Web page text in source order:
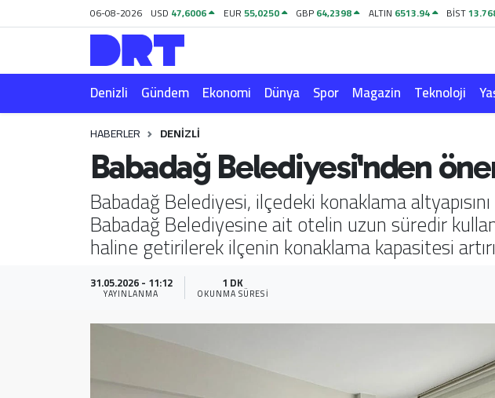
06-08-2026 USD 47,6006 EUR55,0250 GBP64,2398 ALTIN 6513.94 BİST
Denizli Gündem Ekonomi Dünya Spor Magazin Teknoloji
HABERLER DENIZLI
Babadağ Belediyesi'nden
Babadağ Belediyesi, ilçedeki konaklama
Babadağ Belediyesine ait otelin uzun süredir
haline getirilerek ilçenin konaklama kapasitesi
31.05.2026 - 11:12
YAYINLANMA
1 DK
OKUNMA SÜRESI
Gündem
Ekonomi
Magazin
Hava Durumu
Trafik Durumu
Puan Durumu ve Fikstür
Tüm Manşetler
Son Dakika Haberleri
Haber Arşivi